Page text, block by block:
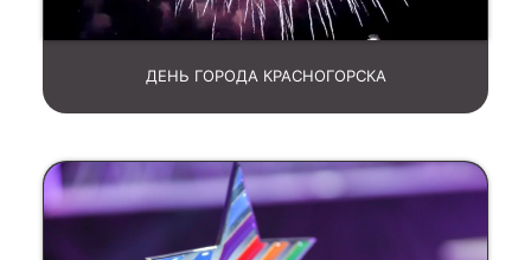
ДЕНЬ ГОРОДА КРАСНОГОРСКА